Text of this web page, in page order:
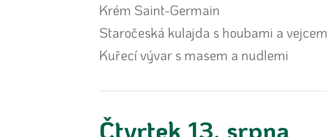
Krém Saint-Germain
Staročeská kulajda s houbami a vejcem
Kuřecí vývar s masem a nudlemi
Čtvrtek 13. srpna